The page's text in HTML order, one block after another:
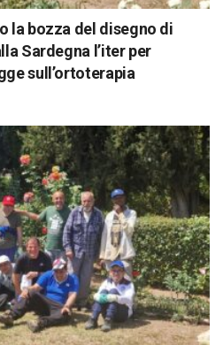
la bozza del disegno di
Sardegna l’iter per
sull’ortoterapia